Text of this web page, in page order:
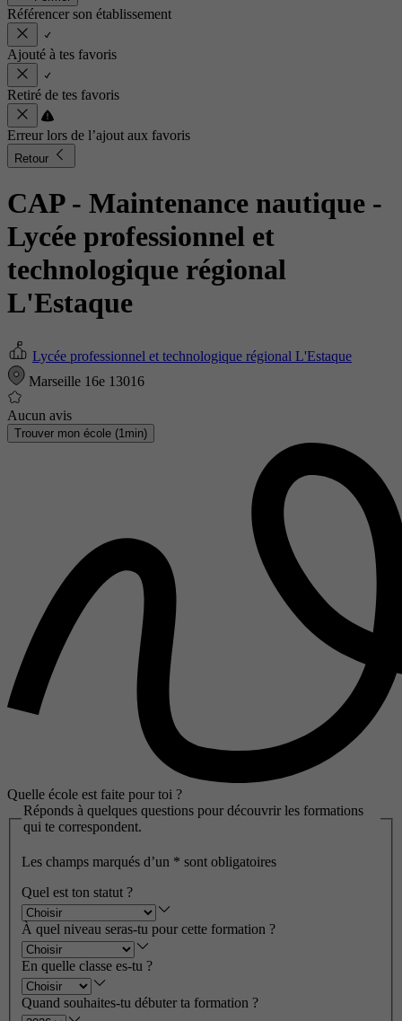
Référencer son établissement
Ajouté à tes favoris
Retiré de tes favoris
Erreur lors de l’ajout aux favoris
Retour
CAP - Maintenance nautique -
Lycée professionnel et
technologique régional
L'Estaque
Lycée professionnel et technologique régional L'Estaque
Marseille 16e 13016
Aucun avis
Trouver mon école (1min)
Quelle école est faite pour toi ?
Réponds à quelques questions pour découvrir les formations
qui te correspondent.
Les champs marqués d’un * sont obligatoires
Quel est ton statut ?
À quel niveau seras-tu pour cette formation ?
En quelle classe es-tu ?
Quand souhaites-tu débuter ta formation ?